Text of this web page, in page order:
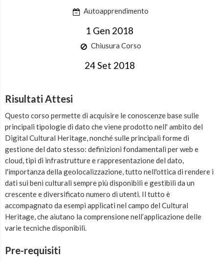
Autoapprendimento
1 Gen 2018
Chiusura Corso
24 Set 2018
Risultati Attesi
Questo corso permette di acquisire le conoscenze base sulle
principali tipologie di dato che viene prodotto nell' ambito del
Digital Cultural Heritage, nonché sulle principali forme di
gestione del dato stesso: definizioni fondamentali per web e
cloud, tipi di infrastrutture e rappresentazione del dato,
l'importanza della geolocalizzazione, tutto nell'ottica di rendere i
dati sui beni culturali sempre più disponibili e gestibili da un
crescente e diversificato numero di utenti. Il tutto è
accompagnato da esempi applicati nel campo del Cultural
Heritage, che aiutano la comprensione nell’applicazione delle
varie tecniche disponibili.
Pre-requisiti